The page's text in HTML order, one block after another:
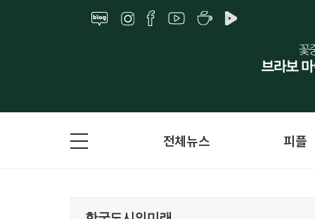
전체뉴스 피플